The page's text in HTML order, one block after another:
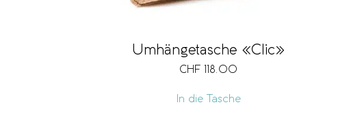
Umhängetasche «Clic»
CHF 118.00
In die Tasche